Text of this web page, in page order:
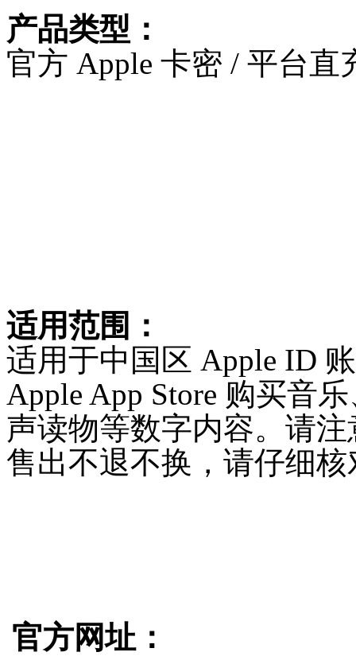
产品类型：
官方 Apple 卡密 / 平台直
适用范围：
适用于中国区 Apple ID
Apple App Store 购买音
声读物等数字内容。请
售出不退不换，请仔细
官方网址：